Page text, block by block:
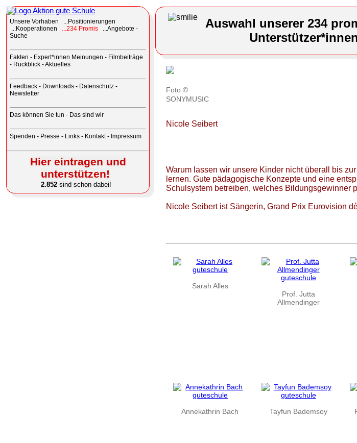
Auswahl unserer 234
UnsereVorhaben ...Positionierungen
...Kooperationen
...234 Promis
...Angebote -
Suche
Fakten- Expert*innen Meinungen - Filmbeiträge
- Rückblick -Aktuelles
Feedback- Downloads- Datenschutz-
Newsletter
Das können Sie tun - Das sind wir
Spenden - Presse - Links - Kontakt - Impressum
Hier eintragen und
unterstützen!
2.852 sind schon dabei!
Foto ©
SONYMUSIC
Nicole Seibert
Warum lassen wir unsere Kinder nicht überall bis
lernen. Gute pädagogische Konzepte und eine
Schulsystem betreiben, welches Bildungsgewinner
Nicole Seibert ist Sängerin, Grand Prix Eurovision
Sarah Alles
Prof. Jutta
Allmendinger
Annekathrin Bach Tayfun Bademsoy